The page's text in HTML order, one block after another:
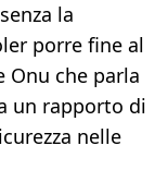
la
porre fine al
Onu che parla
un rapporto di
nelle